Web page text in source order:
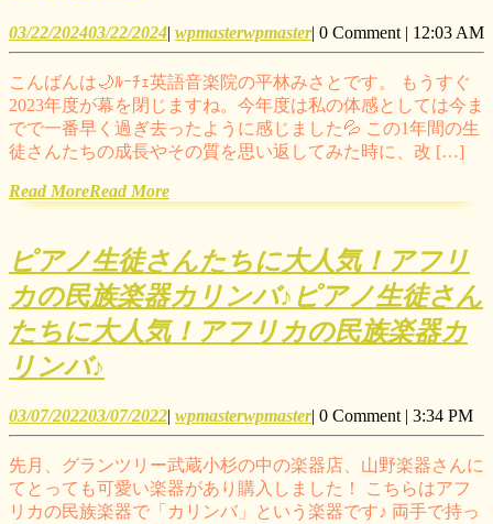
03/22/202403/22/2024| wpmasterwpmaster| 0 Comment | 12:03 AM
こんばんは🌙ﾙｰﾁｪ英語音楽院の平林みさとです。 もうすぐ
2023年度が幕を閉じますね。今年度は私の体感としては今ま
でで一番早く過ぎ去ったように感じました💦 この1年間の生
徒さんたちの成長やその質を思い返してみた時に、改 […]
Read MoreRead More
ピアノ生徒さんたちに大人気！アフリ
カの民族楽器カリンバ♪ ピアノ生徒さん
たちに大人気！アフリカの民族楽器カ
リンバ♪
03/07/202203/07/2022| wpmasterwpmaster| 0 Comment | 3:34 PM
先月、グランツリー武蔵小杉の中の楽器店、山野楽器さんに
てとっても可愛い楽器があり購入しました！ こちらはアフ
リカの民族楽器で「カリンバ」という楽器です♪ 両手で持っ